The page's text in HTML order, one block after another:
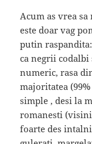
Acum as vrea
este doar vag
putin
ca negrii codalbi
numeric, rasa
majoritatea
simple , desi la
romanesti
foarte des